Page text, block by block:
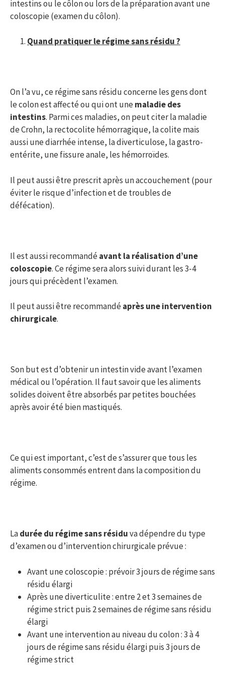
intestins ou le côlon ou lors de la préparation avant une
coloscopie (examen du côlon).
Quand pratiquer le régime sans résidu ?
On l’a vu, ce régime sans résidu concerne les gens dont
le colon est affecté ou qui ont unemaladie des
intestins. Parmi ces maladies, on peut citer la maladie
de Crohn, la rectocolite hémorragique, la colite mais
aussi une diarrhée intense, la diverticulose, la gastro-
entérite, une fissure anale, les hémorroïdes.
Il peut aussi être prescrit après un accouchement (pour
éviter le risque d’infection et de troubles de
défécation).
Il est aussi recommandéavant la réalisation d’une
coloscopie. Ce régime sera alors suivi durant les 3-4
jours qui précèdent l’examen.
Il peut aussi être recommandéaprès une intervention
chirurgicale.
Son but est d’obtenir un intestin vide avant l’examen
médical ou l’opération. Il faut savoir que les aliments
solides doivent être absorbés par petites bouchées
après avoir été bien mastiqués.
Ce qui est important, c’est de s’assurer que tous les
aliments consommés entrent dans la composition du
régime.
Ladurée du régime sans résiduva dépendre du type
d’examen ou d’intervention chirurgicale prévue :
Avant une coloscopie : prévoir 3 jours de régime sans
résidu élargi
Après une diverticulite : entre 2 et 3 semaines de
régime strict puis 2 semaines de régime sans résidu
élargi
Avant une intervention au niveau du colon : 3 à 4
jours de régime sans résidu élargi puis 3 jours de
régime strict